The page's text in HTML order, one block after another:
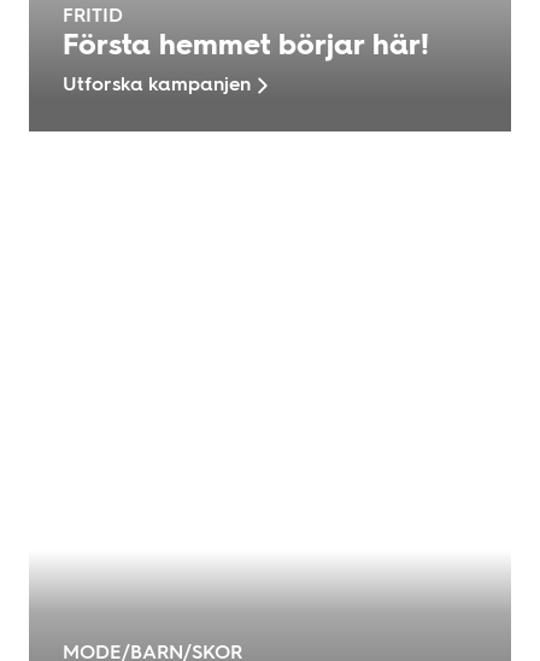
FRITID
Första hemmet börjar här!
Utforska kampanjen
MODE/BARN/SKOR